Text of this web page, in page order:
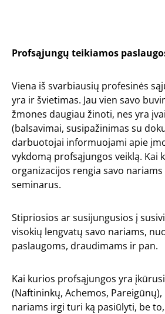
Profsąjungų teikiamos
Viena iš svarbiausių profesinės
yra ir švietimas. Jau vien savo
žmones daugiau žinoti, nes yra
(balsavimai, susipažinimas su
darbuotojai informuojami apie
vykdomą profsąjungos veiklą. Kai
organizacijos rengia savo
seminarus.
Stipriosios ar susijungusios į
visokių lengvatų savo nariams,
paslaugoms, draudimams ir pan.
Kai kurios profsąjungos yra
(Naftininkų, Achemos,
nariams irgi turi ką pasiūlyti, be